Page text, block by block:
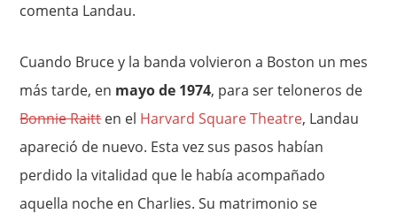
comenta Landau.
Cuando Bruce y la banda volvieron a Boston un mes
más tarde, en mayo de 1974, para ser teloneros de
Bonnie Raitten el Harvard Square Theatre, Landau
apareció de nuevo. Esta vez sus pasos habían
perdido la vitalidad que le había acompañado
aquella noche en Charlies. Su matrimonio se